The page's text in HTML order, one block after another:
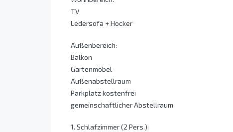
TV
Ledersofa + Hocker
Außenbereich:
Balkon
Gartenmöbel
Außenabstellraum
Parkplatz kostenfrei
gemeinschaftlicher Abstellraum
1. Schlafzimmer (2 Pers.):